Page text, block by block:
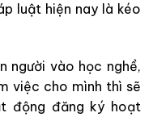
luật hiện nay là kéo
người vào học nghề,
việc cho mình thì sẽ
động đăng ký hoạt